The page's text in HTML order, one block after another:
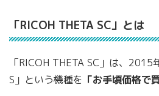
「RICOH THETA SC」とは
「RICOH THETA SC」は、
S」という機種を 「お手頃価格で